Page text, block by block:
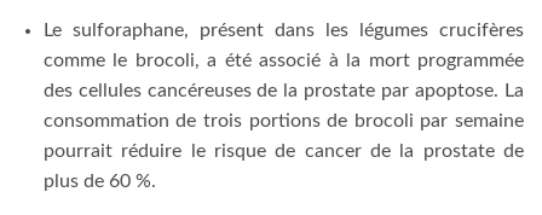
Le sulforaphane, présent dans les légumes crucifères
comme le brocoli, a été associé à la mort programmée
des cellules cancéreuses de la prostate par apoptose. La
consommation de trois portions de brocoli par semaine
pourrait réduire le risque de cancer de la prostate de
plus de 60 %.